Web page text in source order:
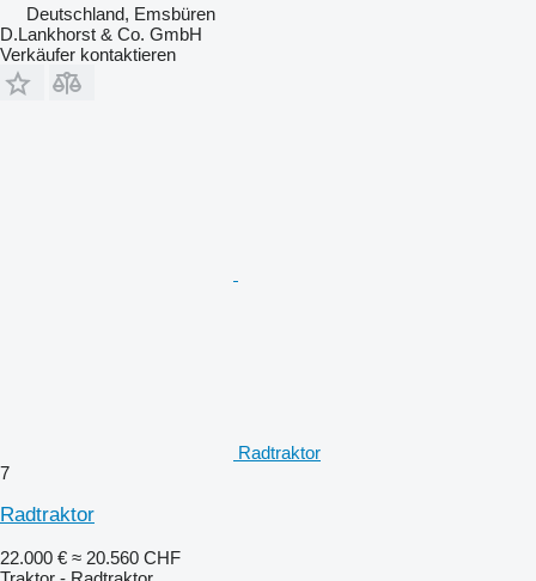
Deutschland, Emsbüren
D.Lankhorst & Co. GmbH
Verkäufer kontaktieren
Radtraktor
7
Radtraktor
22.000 € ≈ 20.560 CHF